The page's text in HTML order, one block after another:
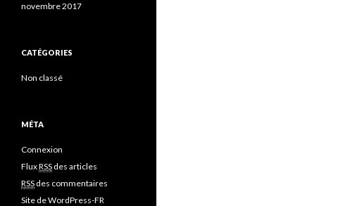
novembre 2017
CATÉGORIES
Non classé
MÉTA
Connexion
FluxRSS des articles
RSS des commentaires
Site de WordPress-FR